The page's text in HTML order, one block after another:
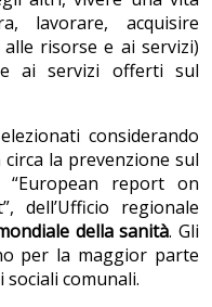
lavorare, acquisire
alle risorse e ai servizi)
ai servizi offerti sul
considerando
la prevenzione sul
“European report on
dell’Ufficio regionale
della sanità. Gli
per la maggior parte
sociali comunali.